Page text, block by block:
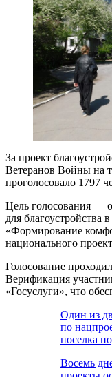
За проект
Ветеранов Войны на
проголосовало 1797
Цель голосования —
для благоустройства
«Формирование
национального
Голосование
Верификация
«Госуслуги», что
Один из
по
поселка
Восемь